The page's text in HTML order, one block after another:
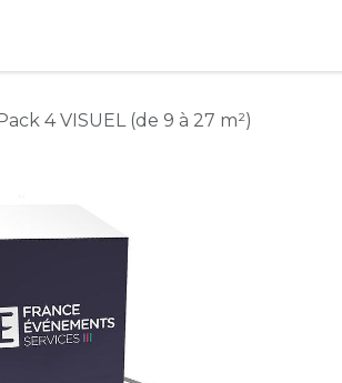
4 VISUEL (de 9 à 27 m²)